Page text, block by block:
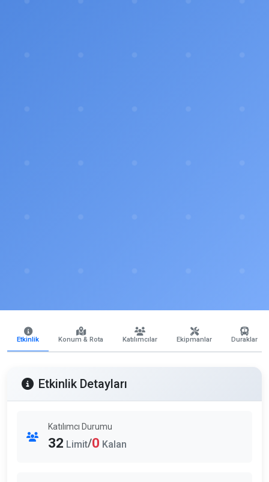
Etkinlik Konum & Rota Katılımcılar Ekipmanlar Duraklar
Etkinlik Detayları
Katılımcı Durumu
32 Limit/0 Kalan